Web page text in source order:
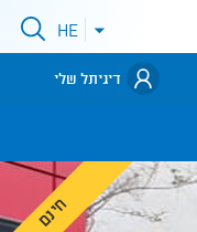
פתיחתHE
דיגיתל שלי
חינם